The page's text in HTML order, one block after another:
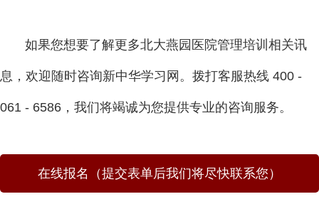
如果您想要了解更多北大燕园医院管理培训相关讯
息，欢迎随时咨询新中华学习网。拨打客服热线 400 -
061 - 6586，我们将竭诚为您提供专业的咨询服务。
在线报名（提交表单后我们将尽快联系您）